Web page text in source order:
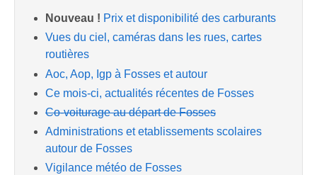
Nouveau ! Prix et disponibilité des carburants
Vues du ciel, caméras dans les rues, cartes
routières
Aoc, Aop, Igp à Fosses et autour
Ce mois-ci, actualités récentes de Fosses
Co-voiturage au départ de Fosses
Administrations et etablissements scolaires
autour de Fosses
Vigilance météo de Fosses